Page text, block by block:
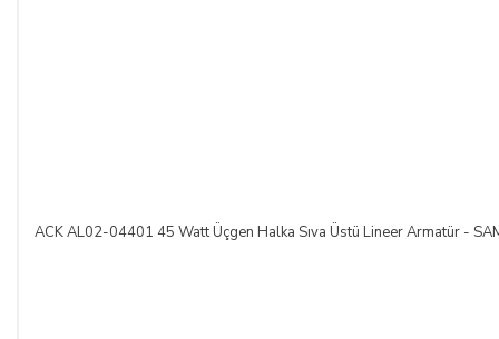
ACK AL02-04401 45 Watt Üçgen Halka Sıva Üstü Lineer Armatür -